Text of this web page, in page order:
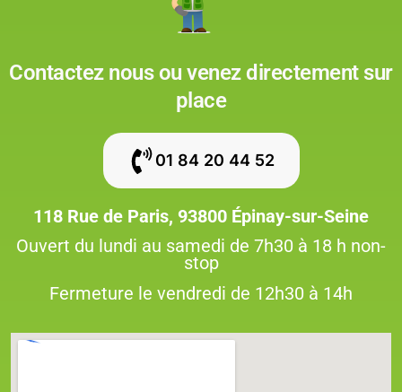
Contactez nous ou venez directement sur
place
01 84 20 44 52
118 Rue de Paris, 93800 Épinay-sur-Seine
Ouvert du lundi au samedi de 7h30 à 18 h non-
stop
Fermeture le vendredi de 12h30 à 14h